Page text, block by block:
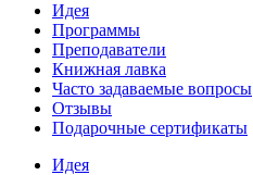
Идея
Программы
Преподаватели
Книжная лавка
Часто задаваемые вопросы
Отзывы
Подарочные сертификаты
Идея